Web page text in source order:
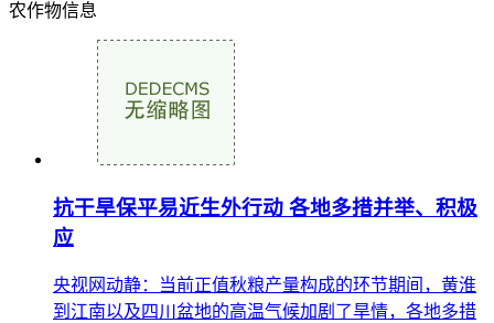
农作物信息
抗干旱保平易近生外行动 各地多措并举、积极
应
央视网动静：当前正值秋粮产量构成的环节期间，黄淮
到江南以及四川盆地的高温气候加剧了旱情，各地多措